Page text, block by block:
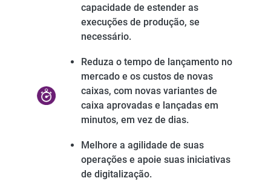
capacidade de estender as
execuções de produção, se
necessário.​
Reduza o tempo de lançamento no
mercado e os custos de novas
caixas, com novas variantes de
caixa aprovadas e lançadas em
minutos, em vez de dias.
Melhore a agilidade de suas
operações e apoie suas iniciativas
de digitalização.